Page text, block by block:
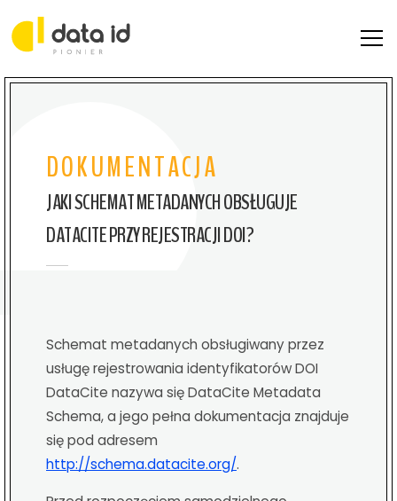
DOKUMENTACJA
KONTAKT
DOKUMENTACJA
JAKI SCHEMAT METADANYCH OBSŁUGUJE
DATACITE PRZY REJESTRACJI DOI?
Schemat metadanych obsługiwany przez
usługę rejestrowania identyfikatorów DOI
DataCite nazywa się DataCite Metadata
Schema, a jego pełna dokumentacja znajduje
się pod adresem
http://schema.datacite.org/.